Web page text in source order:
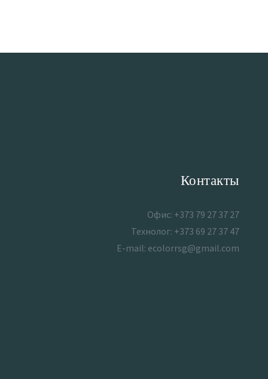
Контакты
Офис: +373 79 27 37 27
Технолог: +373 69 27 37 47
E-mail: ecolorrsg@gmail.com